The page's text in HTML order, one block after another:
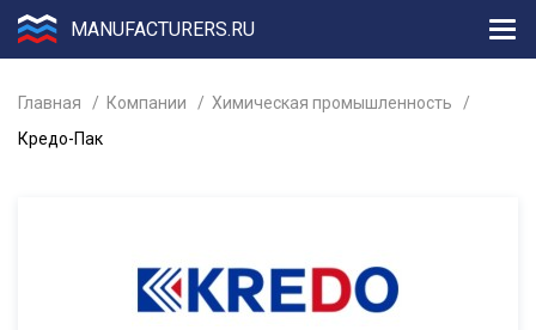
MANUFACTURERS.RU
Главная Компании
Химическая промышленность
Кредо-Пак